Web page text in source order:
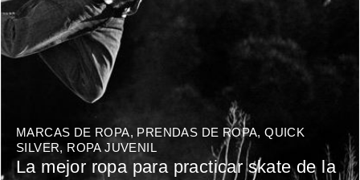
MARCAS DE ROPA, PRENDAS DE ROPA,QUICK
SILVER, ROPA JUVENIL
La mejor ropa para practicar skate de la